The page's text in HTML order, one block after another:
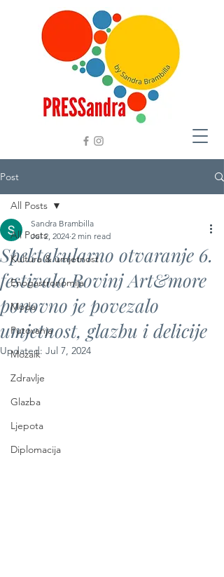
Post
All Posts
Kultura & umjetnost
Enogastronomija
Moda
Putovanja
Mozaik
Zdravlje
Glazba
Ljepota
Diplomacija
All Posts
Spektakularno otvaranje 6.
festivala Rovinj Art&more
ponovno je povezalo
umjetnost, glazbu i delicije
Sandra Brambilla
Jul 2, 2024 2 min read
Updated: Jul 7, 2024